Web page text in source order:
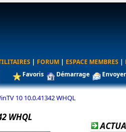
| FORUM | ESPACE MEMBRES |
Favoris Démarrage Envoyer
10 10.0.41342 WHQL
WHQL